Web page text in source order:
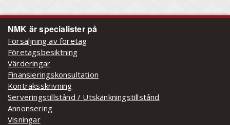
NMK är specialister på
Försäljning av företag
Företagsbesiktning
Värderingar
Finansieringskonsultation
Kontraksskrivning
Serveringstillstånd / Utskänkningstillstånd
Annonsering
Visningar